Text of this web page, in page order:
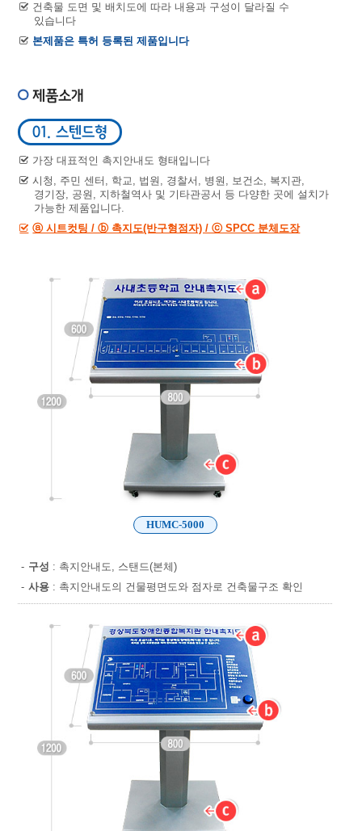
건축물 도면 및 배치도에 따라 내용과 구성이 달라질 수
있습니다
본제품은 특허 등록된 제품입니다
제품소개
01. 스텐드형
가장 대표적인 촉지안내도 형태입니다
시청, 주민 센터, 학교, 법원, 경찰서, 병원, 보건소, 복지관,
경기장, 공원, 지하철역사 및 기타관공서 등 다양한 곳에 설치가
가능한 제품입니다.
ⓐ 시트컷팅 / ⓑ 촉지도(반구형점자) / ⓒ SPCC 분체도장
HUMC-5000
- 구성 : 촉지안내도, 스탠드(본체)
- 사용 : 촉지안내도의 건물평면도와 점자로 건축물구조 확인